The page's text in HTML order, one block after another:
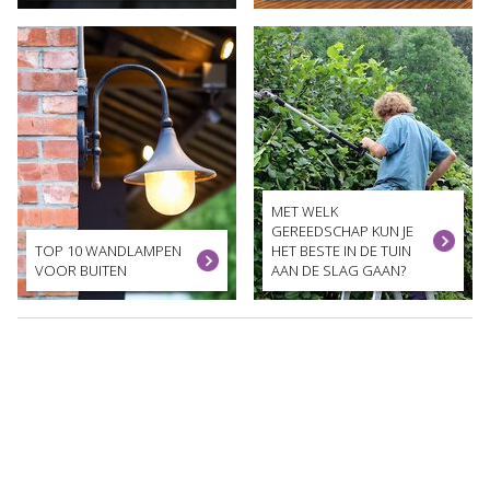
TOP 10 WANDLAMPEN
VOOR BUITEN
MET WELK
GEREEDSCHAP KUN JE
HET BESTE IN DE TUIN
AAN DE SLAG GAAN?